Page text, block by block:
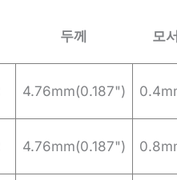
두께 모
4.76mm(0.187")
4.76mm(0.187")